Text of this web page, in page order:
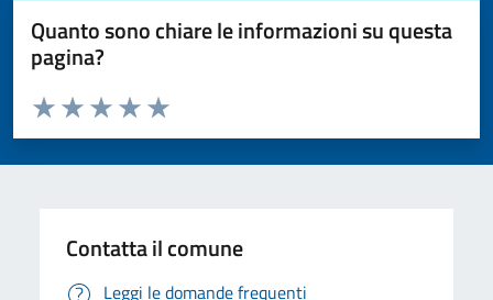
Quanto sono chiare le informazioni su questa
pagina?
Valuta da 1 a 5 stelle la pagina
Valuta 5 stelle su 5
Valuta 4 stelle su 5
Valuta 3 stelle su 5
Valuta 2 stelle su 5
Valuta 1 stelle su 5
Contatta il comune
Leggi le domande frequenti